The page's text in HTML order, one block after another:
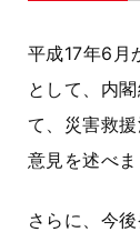
平成17年6月
として、内
て、災害救
意見を述べま
さらに、今